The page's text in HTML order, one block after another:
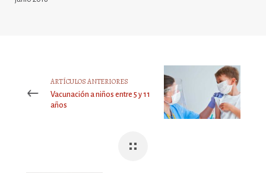
ARTÍCULOS ANTERIORES
Vacunación a niños entre 5 y 11
años